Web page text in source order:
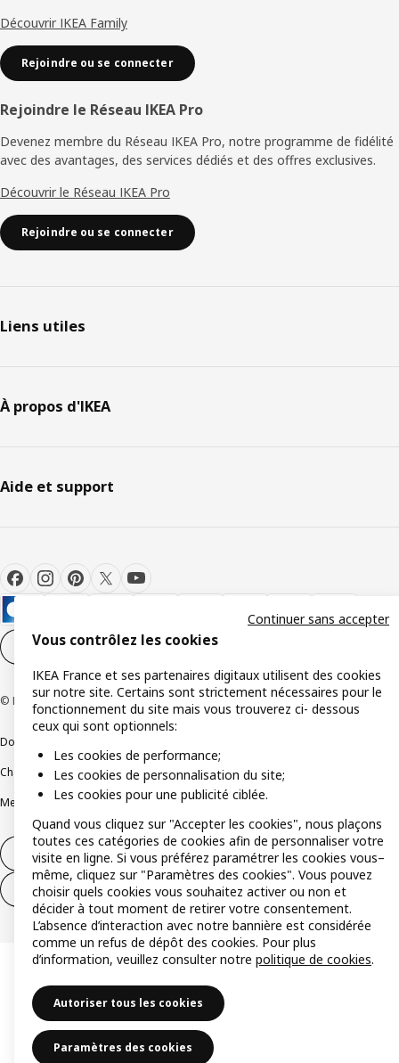
Découvrir IKEA Family
Rejoindre ou se connecter
Rejoindre le Réseau IKEA Pro
Devenez membre du Réseau IKEA Pro, notre programme de fidélité
avec des avantages, des services dédiés et des offres exclusives.
Découvrir le Réseau IKEA Pro
Rejoindre ou se connecter
Liens utiles
À propos d'IKEA
Aide et support
Paramètres des cookies
© Inter IKEA Systems B.V 1999-2026
Documents juridiques et informations légales
Charte de protection des donnéesPolitique relative aux cookies
Mentions légalesAlertes fraudeRappel produitAccessibilité : non conforme
Formulaire de rétractation – produits
Formulaire de rétractation – services
Vous contrôlez les cookies
IKEA France et ses partenaires digitaux utilisent des cookies
sur notre site. Certains sont strictement nécessaires pour le
fonctionnement du site mais vous trouverez ci- dessous
ceux qui sont optionnels:
Les cookies de performance;
Les cookies de personnalisation du site;
Les cookies pour une publicité ciblée.
Quand vous cliquez sur "Accepter les cookies", nous plaçons
toutes ces catégories de cookies afin de personnaliser votre
visite en ligne. Si vous préférez paramétrer les cookies vous–
même, cliquez sur "Paramètres des cookies". Vous pouvez
choisir quels cookies vous souhaitez activer ou non et
décider à tout moment de retirer votre consentement.
L’absence d’interaction avec notre bannière est considérée
comme un refus de dépôt des cookies. Pour plus
d’information, veuillez consulter notre politique de cookies.
Autoriser tous les cookies
Paramètres des cookies
Continuer sans accepter